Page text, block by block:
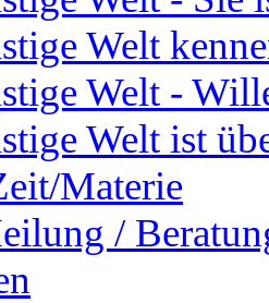
Welt
Welt -
Welt ist
Materie
/